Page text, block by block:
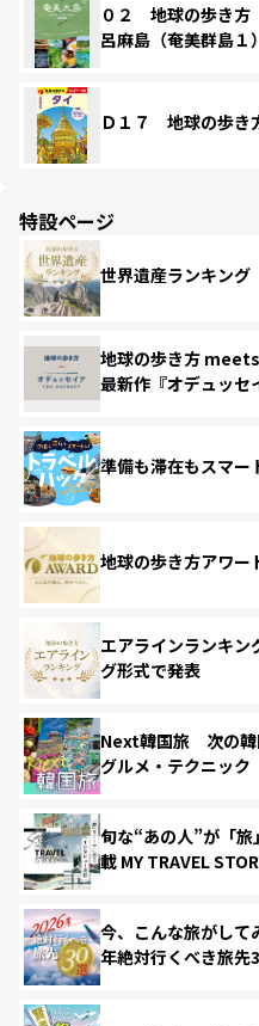
０２ 地球の歩き
呂麻島（奄美群島
Ｄ１７ 地球の歩
特設ページ
世界遺産ランキング
地球の歩き方
最新作『オデュッセ
準備も滞在もスマ
地球の歩き方アワー
エアラインランキ
グ形式で発表
Next韓国旅 次の韓
グルメ・テクニック
旬な“あの人”が「
載 MY TRAVEL
今、こんな旅がして
年絶対行くべき旅先